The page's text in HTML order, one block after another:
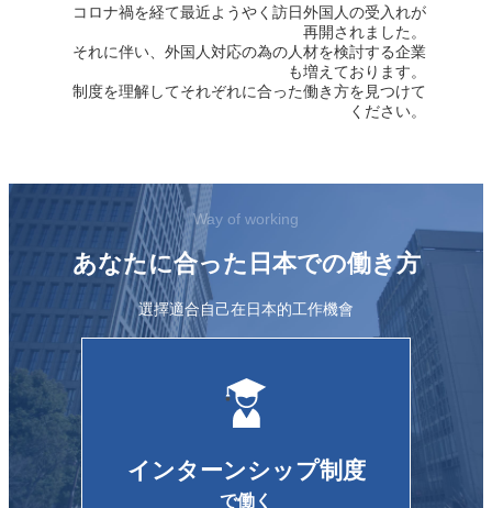
コロナ禍を経て最近ようやく訪日外国人の受入れが
再開されました。
それに伴い、外国人対応の為の人材を検討する企業
も増えております。
制度を理解してそれぞれに合った働き方を見つけて
ください。
Way of working
あなたに合った日本での働き方
選擇適合自己在日本的工作機會
インターンシップ制度
で働く